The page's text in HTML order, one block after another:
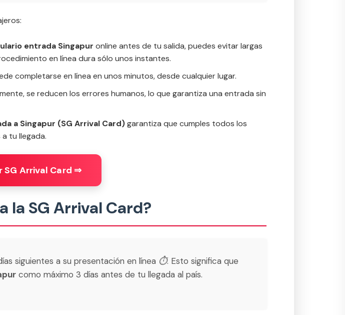
entrada Singapur online antes de tu salida, puedes evitar largas
en línea dura sólo unos instantes.
completarse en línea en unos minutos, desde cualquier lugar.
se reducen los errores humanos, lo que garantiza una entrada sin
a Singapur (SG Arrival Card)garantiza que cumples todos los
tu llegada.
SG Arrival Card ⇒
la SG Arrival Card?
siguientes a su presentación en línea ⏱️. Esto significa que
como máximo 3 días antes de tu llegada al país.